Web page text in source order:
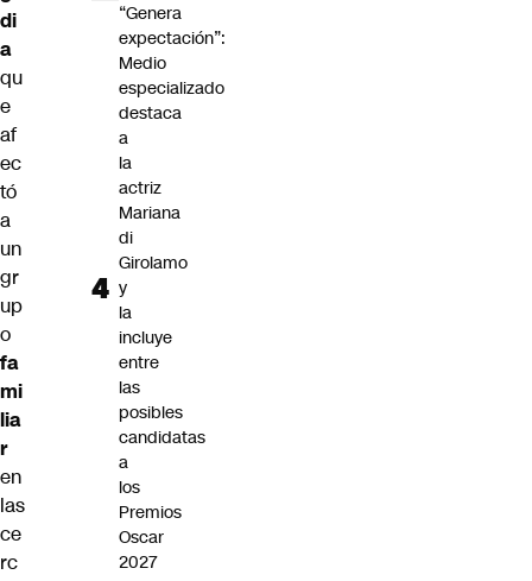
di
a
qu
e
af
ec
tó
a
un
gr
up
o
fa
mi
lia
r
en
las
ce
rc
“Genera
expectación”:
Medio
especializado
destaca
a
la
actriz
Mariana
di
Girolamo
y
la
incluye
entre
las
posibles
candidatas
a
los
Premios
Oscar
2027